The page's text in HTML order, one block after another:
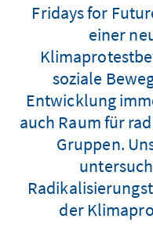
Fridays for
einer
soziale
Entwicklung
auch Raum für
Gruppen.
der